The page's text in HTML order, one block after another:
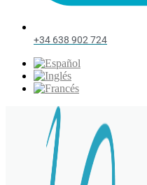
+34 638 902 724